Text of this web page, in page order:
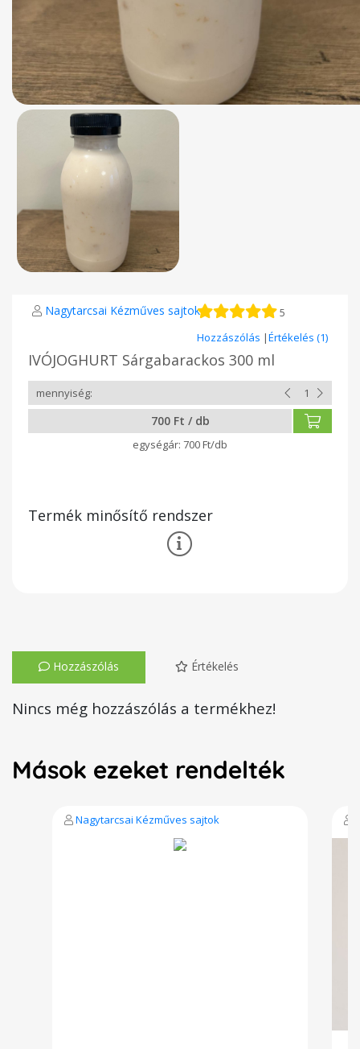
Nagytarcsai Kézműves sajtok 5
Hozzászólás |Értékelés (1)
IVÓJOGHURT Sárgabarackos 300 ml
700 Ft / db
700 Ft/db
Termék minősítő rendszer
Hozzászólás Értékelés
Nincs még hozzászólás a termékhez!
Mások ezeket rendelték
Nagytarcsai Kézműves sajtok